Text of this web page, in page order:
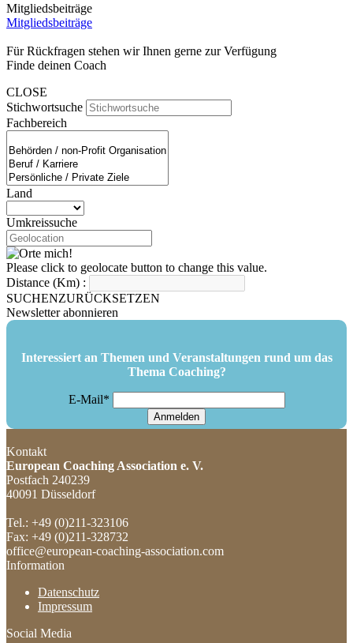
Mitgliedsbeiträge
Mitgliedsbeiträge
Für Rückfragen stehen wir Ihnen gerne zur Verfügung
Finde deinen Coach
CLOSE
Stichwortsuche
Fachbereich
Land
Umkreissuche
Please click to geolocate button to change this value.
Distance (Km) :
SUCHENZURÜCKSETZEN
Newsletter abonnieren
Interessiert an Themen und Veranstaltungen rund um das
Thema Coaching?
E-Mail*
Anmelden
Kontakt
European Coaching Association e. V.
Postfach 240239
40091 Düsseldorf
Tel.: +49 (0)211-323106
Fax: +49 (0)211-328732
office@european-coaching-association.com
Information
Datenschutz
Impressum
Social Media